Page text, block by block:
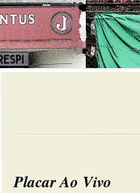
Placar Ao Vivo